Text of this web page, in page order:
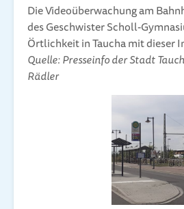
Die Videoüberwachung am
des Geschwister Scholl-
Örtlichkeit in Taucha mit dieser
Quelle: Presseinfo der Stadt
Rädler